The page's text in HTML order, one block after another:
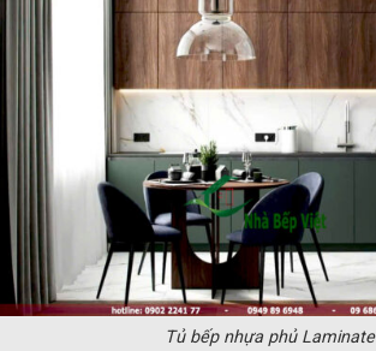
Tủ bếp nhựa phủ Laminate